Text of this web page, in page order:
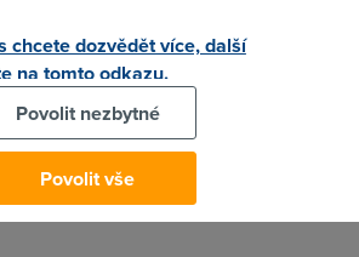
chcete dozvědět více, další
na tomto odkazu.
Povolit nezbytné
Povolit vše